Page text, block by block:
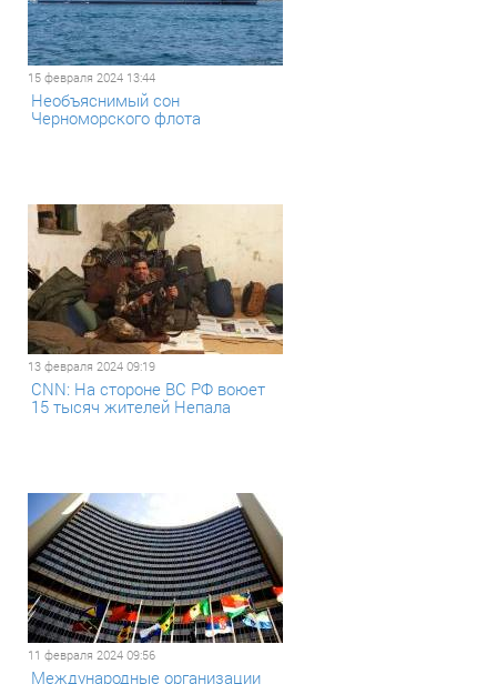
15 февраля 2024 13:44
Необъяснимый сон
Черноморского флота
13 февраля 2024 09:19
CNN: На стороне ВС РФ воюет
15 тысяч жителей Непала
11 февраля 2024 09:56
Международные организации